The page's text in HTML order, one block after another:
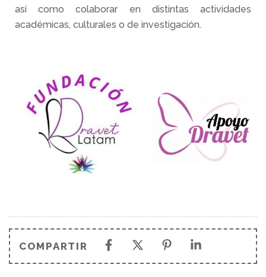
así como colaborar en distintas actividades
académicas, culturales o de investigación.
COMPARTIR